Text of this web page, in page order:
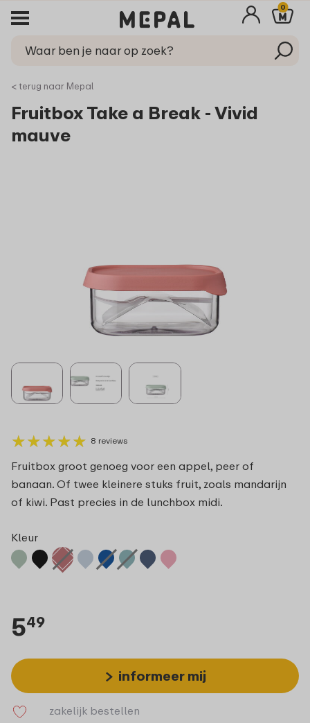
0
< terug naar Mepal
Fruitbox Take a Break - Vivid
mauve
★★★★★
★★★★★ 8 reviews
Fruitbox groot genoeg voor een appel, peer of
banaan. Of twee kleinere stuks fruit, zoals mandarijn
of kiwi. Past precies in de lunchbox midi.
Kleur
549
informeer mij
zakelijk bestellen